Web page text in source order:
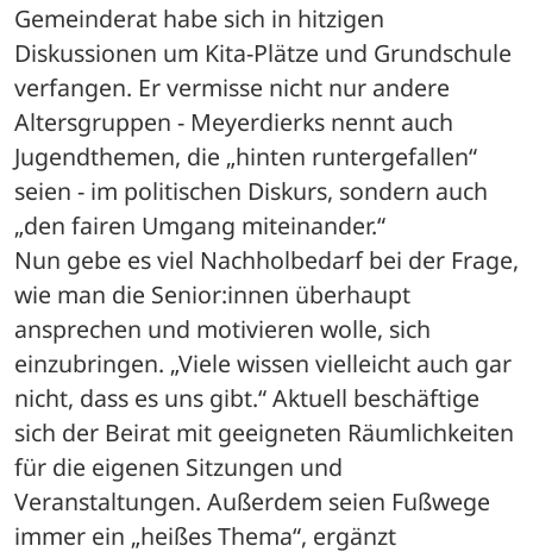
Gemeinderat habe sich in hitzigen
Diskussionen um Kita-Plätze und Grundschule
verfangen. Er vermisse nicht nur andere
Altersgruppen - Meyerdierks nennt auch
Jugendthemen, die „hinten runtergefallen“
seien - im politischen Diskurs, sondern auch
„den fairen Umgang miteinander.“
Nun gebe es viel Nachholbedarf bei der Frage,
wie man die Senior:innen überhaupt
ansprechen und motivieren wolle, sich
einzubringen. „Viele wissen vielleicht auch gar
nicht, dass es uns gibt.“ Aktuell beschäftige
sich der Beirat mit geeigneten Räumlichkeiten
für die eigenen Sitzungen und
Veranstaltungen. Außerdem seien Fußwege
immer ein „heißes Thema“, ergänzt